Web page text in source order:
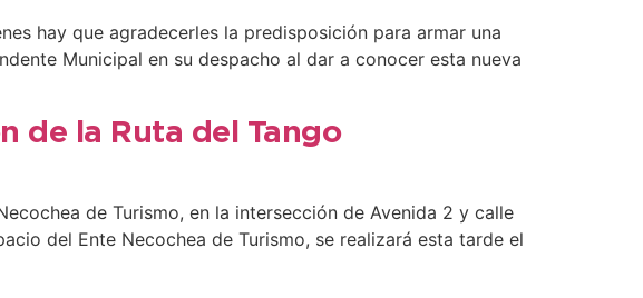
hay que agradecerles la predisposición para armar una
Municipal en su despacho al dar a conocer esta nueva
de la Ruta del Tango
de Turismo, en la intersección de Avenida 2 y calle
del Ente Necochea de Turismo, se realizará esta tarde el